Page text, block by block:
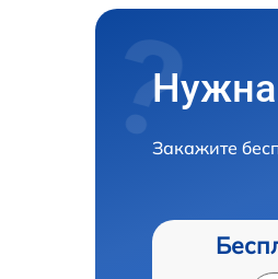
Нужна
Закажите